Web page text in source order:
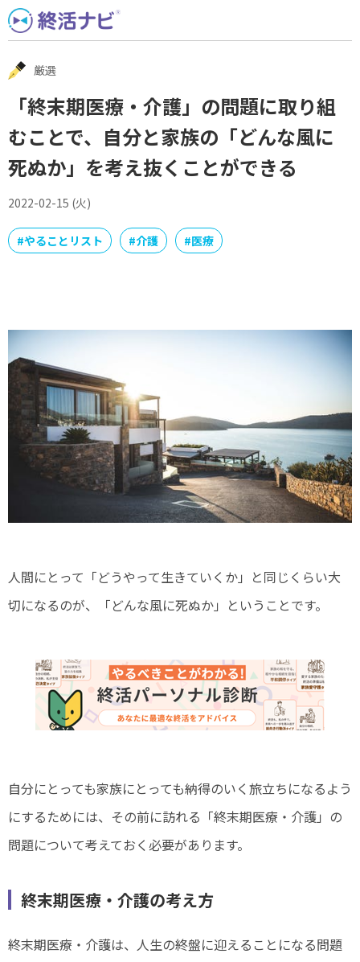
Skip
to
content
厳選
「終末期医療・介護」の問題に取り組
むことで、自分と家族の「どんな風に
死ぬか」を考え抜くことができる
2022-02-15 (火)
#やることリスト #介護 #医療
人間にとって「どうやって生きていくか」と同じくらい大
切になるのが、「どんな風に死ぬか」ということです。
自分にとっても家族にとっても納得のいく旅立ちになるよう
にするためには、その前に訪れる「終末期医療・介護」の
問題について考えておく必要があります。
終末期医療・介護の考え方
終末期医療・介護は、人生の終盤に迎えることになる問題